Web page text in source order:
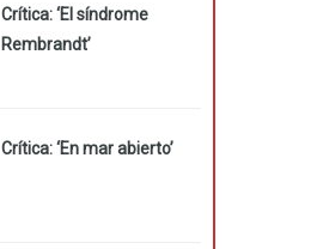
Crítica: ‘El síndrome
Rembrandt’
Crítica: ‘En mar abierto’